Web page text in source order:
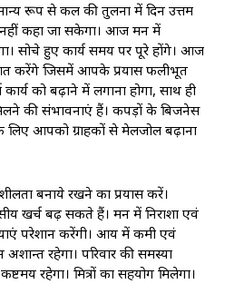
रूप से कल की तुलना में दिन उत्तम
नहीं कहा जा सकेगा। आज मन में
सोचे हुए कार्य समय पर पूरे होंगे। आज
करेंगे जिसमें आपके प्रयास फलीभूत
कार्य को बढ़ाने में लगाना होगा, साथ ही
की संभावनाएं हैं। कपड़ों के बिजनेस
आपको ग्राहकों से मेलजोल बढ़ाना
बनाये रखने का प्रयास करें।
खर्च बढ़ सकते हैं। मन में निराशा एवं
परेशान करेंगी। आय में कमी एवं
रहेगा। परिवार की समस्या
रहेगा। मित्रों का सहयोग मिलेगा।